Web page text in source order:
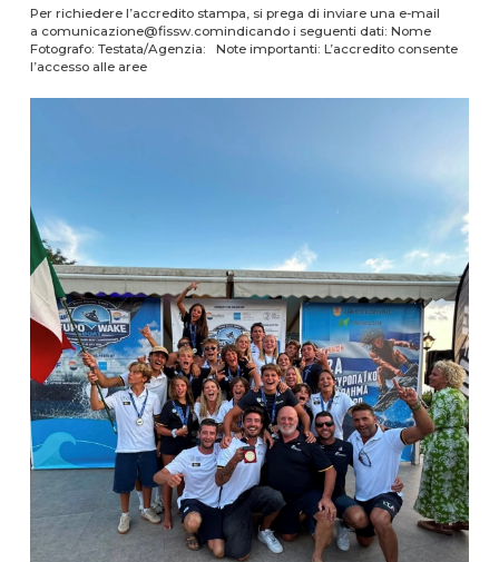
Per richiedere l’accredito stampa, si prega di inviare una e-mail
a comunicazione@fissw.comindicando i seguenti dati: Nome
Fotografo: Testata/Agenzia: Note importanti: L’accredito consente
l’accesso alle aree